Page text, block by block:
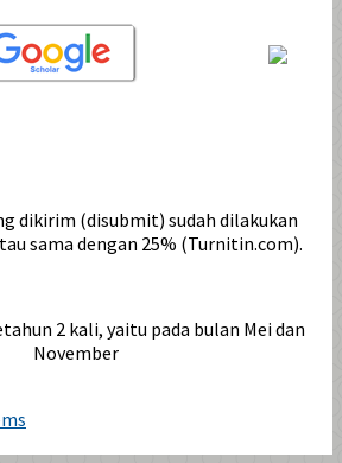
dikirim (disubmit) sudah dilakukan
sama dengan 25% (Turnitin.com).
2 kali, yaitu pada bulan Mei dan
November